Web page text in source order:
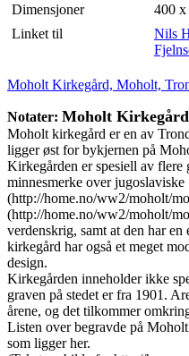
Dimensjoner
400 x
Linket til
Nils
Moholt Kirkegård, Moholt,
Notater: Moholt Kirkegård
Moholt kirkegård er en av
ligger øst for bykjernen på
Kirkegården er spesiell av flere
minnesmerke over jugoslaviske
(http://home.no/ww2/moholt/
(http://home.no/ww2/moholt/
verdenskrig, samt at den har
kirkegård har også et meget
design.
Kirkegården inneholder ikke
graven på stedet er fra 1901.
årene, og det tilkommer
Listen over begravde på
som ligger her.